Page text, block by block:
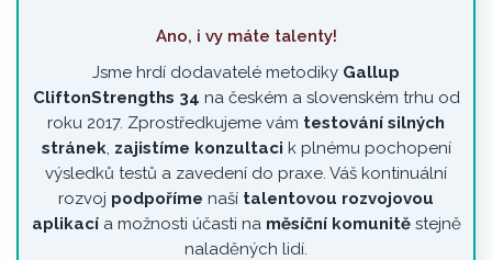
Ano, i vy máte talenty!
Jsme hrdí dodavatelé metodiky Gallup
CliftonStrengths 34 na českém a slovenském trhu od
roku 2017. Zprostředkujeme vám testování silných
stránek, zajistíme konzultaci k plnému pochopení
výsledků testů a zavedení do praxe. Váš kontinuální
rozvoj podpoříme naší talentovou rozvojovou
aplikacía možnosti účasti na měsíční komunitěstejně
naladěných lidí.